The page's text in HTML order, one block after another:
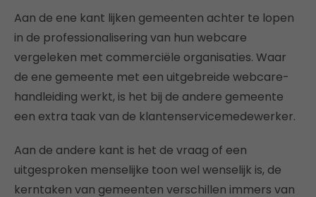
Aan de ene kant lijken gemeenten achter te lopen
in de professionalisering van hun webcare
vergeleken met commerciële organisaties. Waar
de ene gemeente met een uitgebreide webcare-
handleiding werkt, is het bij de andere gemeente
een extra taak van de klantenservicemedewerker.
Aan de andere kant is het de vraag of een
uitgesproken menselijke toon wel wenselijk is, de
kerntaken van gemeenten verschillen immers van